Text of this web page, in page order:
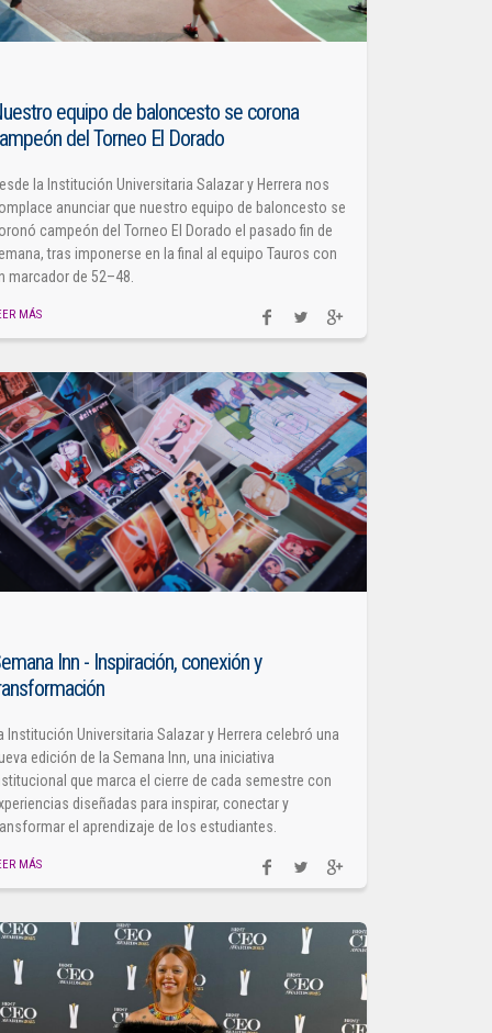
equipo de baloncesto se corona
del Torneo El Dorado
la Institución Universitaria Salazar y Herrera nos
anunciar que nuestro equipo de baloncesto se
campeón del Torneo El Dorado el pasado fin de
tras imponerse en la final al equipo Tauros con
marcador de 52–48.
MÁS
Inn - Inspiración, conexión y
Institución Universitaria Salazar y Herrera celebró una
edición de la Semana Inn, una iniciativa
que marca el cierre de cada semestre con
diseñadas para inspirar, conectar y
el aprendizaje de los estudiantes.
MÁS